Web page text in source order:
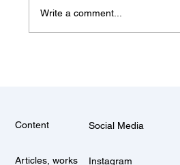
Write a comment...
Content
Articles, works
Social Media
Instagram